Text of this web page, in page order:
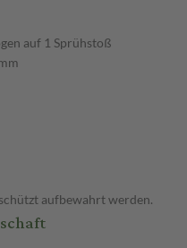
auf 1 Sprühstoß
aufbewahrt werden.